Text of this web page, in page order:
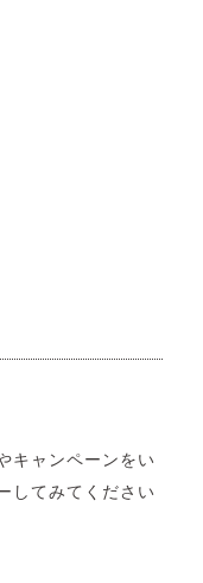
キャンペーンをい
してみてください